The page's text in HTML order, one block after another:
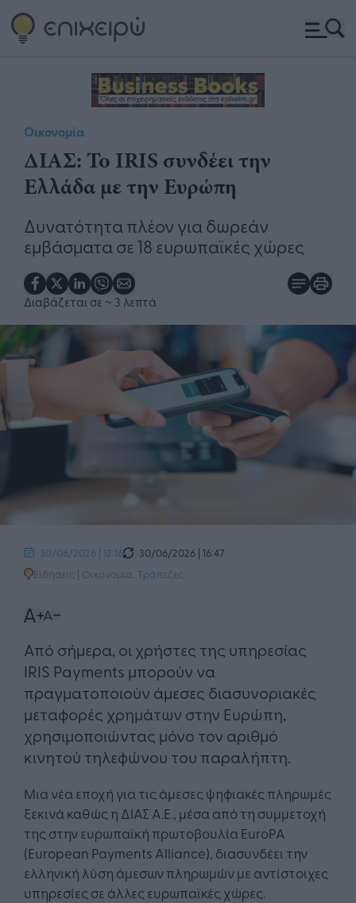
Οικονομία
ΔΙΑΣ: Το IRIS συνδέει την
Ελλάδα με την Ευρώπη
Δυνατότητα πλέον για δωρεάν
εμβάσματα σε 18 ευρωπαϊκές χώρες
Διαβάζεται σε ~ 3 λεπτά
30/06/2026 | 12:16
30/06/2026 | 16:47
Ειδήσεις | Οικονομία Τράπεζες
Από σήμερα, οι χρήστες της υπηρεσίας
IRIS Payments μπορούν να
πραγματοποιούν άμεσες διασυνοριακές
μεταφορές χρημάτων στην Ευρώπη,
χρησιμοποιώντας μόνο τον αριθμό
κινητού τηλεφώνου του παραλήπτη.
Μια νέα εποχή για τις άμεσες ψηφιακές πληρωμές
ξεκινά καθώς η ΔΙΑΣ Α.Ε., μέσα από τη συμμετοχή
της στην ευρωπαϊκή πρωτοβουλία EuroPA
(European Payments Alliance), διασυνδέει την
ελληνική λύση άμεσων πληρωμών με αντίστοιχες
υπηρεσίες σε άλλες ευρωπαϊκές χώρες.